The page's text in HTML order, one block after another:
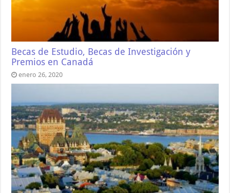
Becas de Estudio, Becas de Investigación y
Premios en Canadá
enero 26, 2020